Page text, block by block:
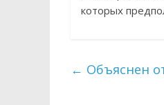
которых
← Объяснен